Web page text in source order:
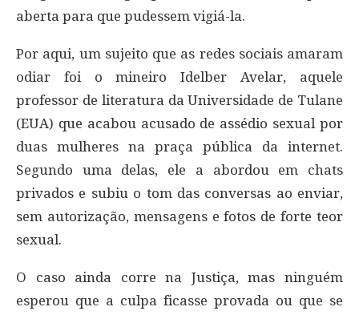
aberta para que pudessem vigiá-la.
Por aqui, um sujeito que as redes sociais amaram
odiar foi o mineiro Idelber Avelar, aquele
professor de literatura da Universidade de Tulane
(EUA) que acabou acusado de assédio sexual por
duas mulheres na praça pública da internet.
Segundo uma delas, ele a abordou em chats
privados e subiu o tom das conversas ao enviar,
sem autorização, mensagens e fotos de forte teor
sexual.
O caso ainda corre na Justiça, mas ninguém
esperou que a culpa ficasse provada ou que se